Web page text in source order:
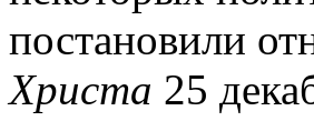
постановили
Христа 25